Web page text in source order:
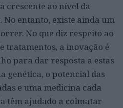
crescente ao nível da
entanto, existe ainda um
No que diz respeito ao
tratamentos, a inovação é
para dar resposta a estas
genética, o potencial das
e uma medicina cada
têm ajudado a colmatar